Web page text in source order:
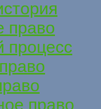
право
процесс
право